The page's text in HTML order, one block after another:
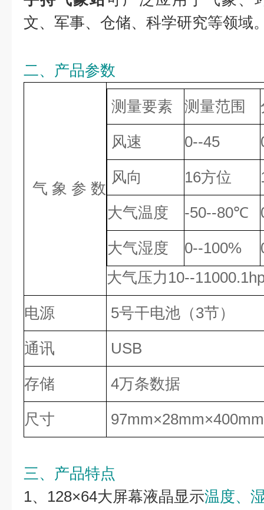
文、军事、仓储、科学研究等领域
二、产品参数
气 象 参 数
测量要素 测量范围
风速
0--45
风向
16方位
大气温度
-50--80℃
大气湿度
0--100%
大气压力10--
电源
5号干电池（3节）
通讯
USB
存储
4万条数据
尺寸
97mm×28mm×400mm
三、产品特点
1、128×64大屏幕液晶显示温度、